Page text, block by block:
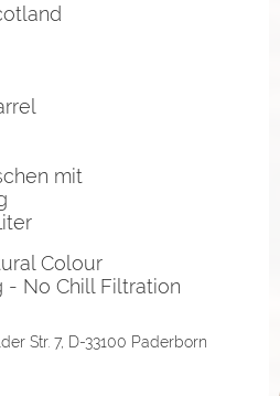
mit
Colour
- No Chill Filtration
Str. 7, D-33100 Paderborn